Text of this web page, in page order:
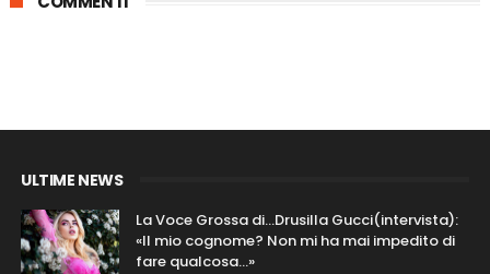
ULTIME NEWS
La Voce Grossa di…Drusilla Gucci(intervista):
«Il mio cognome? Non mi ha mai impedito di
fare qualcosa…»